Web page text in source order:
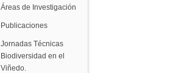
Áreas de Investigación
Publicaciones
Jornadas Técnicas
Biodiversidad en el
Viñedo.